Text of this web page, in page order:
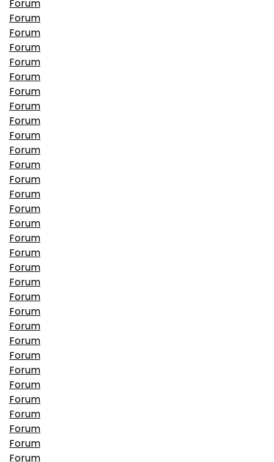
Forum
Forum
Forum
Forum
Forum
Forum
Forum
Forum
Forum
Forum
Forum
Forum
Forum
Forum
Forum
Forum
Forum
Forum
Forum
Forum
Forum
Forum
Forum
Forum
Forum
Forum
Forum
Forum
Forum
Forum
Forum
Forum